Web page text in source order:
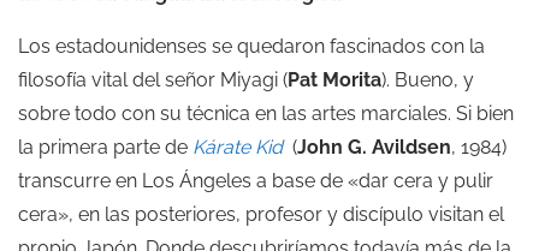
Los estadounidenses se quedaron fascinados con la
filosofía vital del señor Miyagi (Pat Morita). Bueno, y
sobre todo con su técnica en las artes marciales. Si bien
la primera parte de Kárate Kid(John G. Avildsen, 1984)
transcurre en Los Ángeles a base de «dar cera y pulir
cera», en las posteriores, profesor y discípulo visitan el